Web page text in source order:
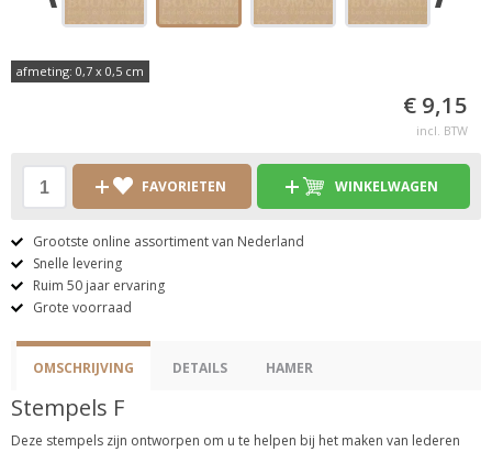
afmeting: 0,7 x 0,5 cm
€ 9,15
incl. BTW
FAVORIETEN WINKELWAGEN
Grootste online assortiment van Nederland
Snelle levering
Ruim 50 jaar ervaring
Grote voorraad
OMSCHRIJVING DETAILS HAMER
Stempels F
Deze stempels zijn ontworpen om u te helpen bij het maken van lederen